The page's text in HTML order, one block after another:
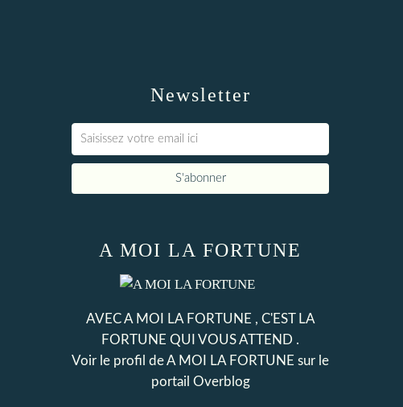
Newsletter
A MOI LA FORTUNE
AVEC A MOI LA FORTUNE , C'EST LA
FORTUNE QUI VOUS ATTEND .
Voir le profil deA MOI LA FORTUNE sur le
portail Overblog